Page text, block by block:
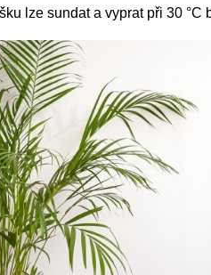
lze sundat a vyprat při 30 °C